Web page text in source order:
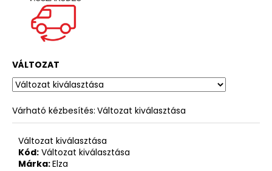
VÁLTOZAT
Várható kézbesítés: Változat kiválasztása
Változat kiválasztása
Kód: Változat kiválasztása
Márka:Elza